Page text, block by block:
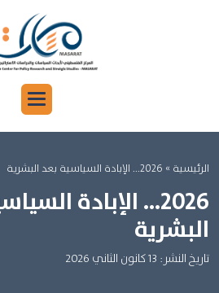
الرئيسية » 2026... الإبادة السياسية بعد البشرية
2026... الإبادة
البشرية
تاريخ النشر: 13 كانون الثاني 2026